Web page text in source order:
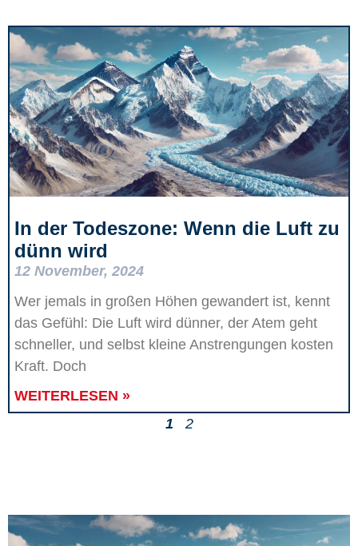
In der Todeszone: Wenn die Luft zu
dünn wird
12 November, 2024
Wer jemals in großen Höhen gewandert ist, kennt
das Gefühl: Die Luft wird dünner, der Atem geht
schneller, und selbst kleine Anstrengungen kosten
Kraft. Doch
WEITERLESEN »
1
2